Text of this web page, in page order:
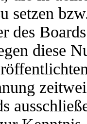
setzen
des
diese